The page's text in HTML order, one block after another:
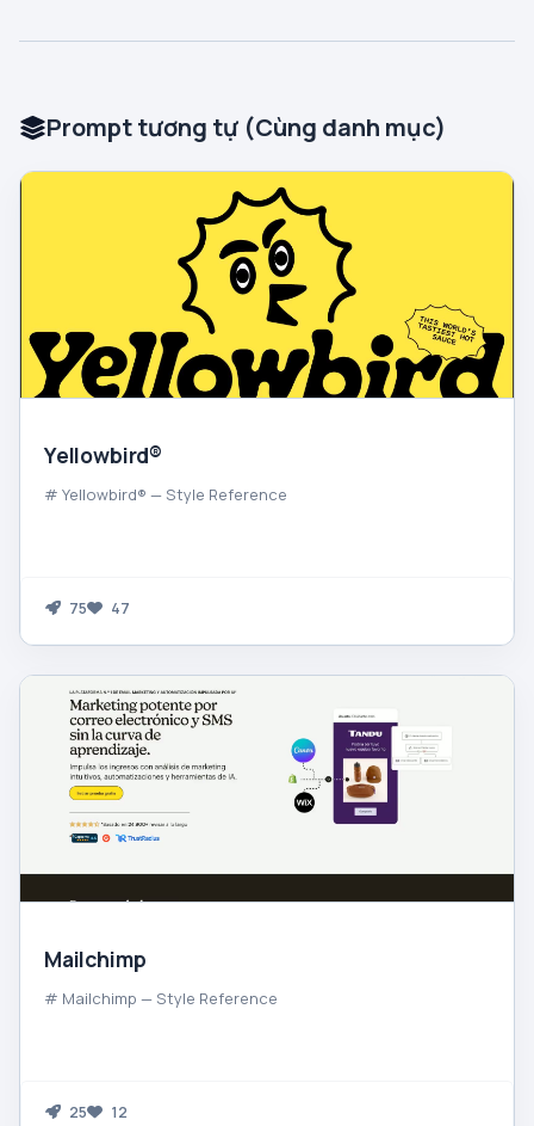
Prompt tương tự (Cùng danh mục)
Yellowbird®
# Yellowbird® — Style Reference
75 47
Mailchimp
# Mailchimp — Style Reference
25 12